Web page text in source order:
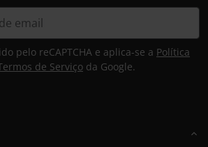
pelo reCAPTCHA e aplica-se a Política
de Serviço da Google.